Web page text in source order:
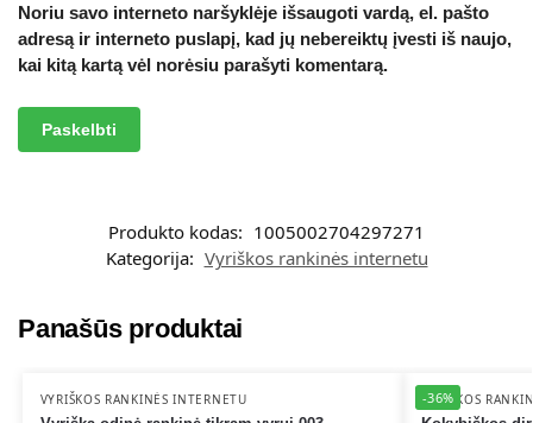
Noriu savo interneto naršyklėje išsaugoti vardą, el. pašto
adresą ir interneto puslapį, kad jų nebereiktų įvesti iš naujo,
kai kitą kartą vėl norėsiu parašyti komentarą.
a
Produkto kodas: 1005002704297271
Kategorija: Vyriškos rankinės internetu
Panašūs produktai
VYRIŠKOS RANKINĖS INTERNETU -36%
VYRIŠKOS